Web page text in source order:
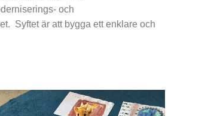
och
Syftet är att bygga ett enklare och